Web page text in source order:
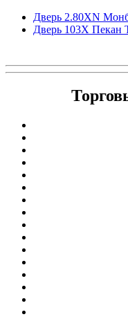
Дверь 2.80ХN
Дверь 103Х Пекан